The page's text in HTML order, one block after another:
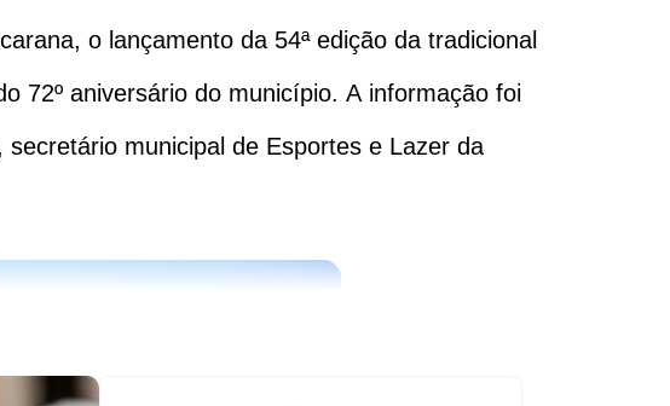
o lançamento da 54ª edição da tradicional
72º aniversário do município. A informação foi
municipal de Esportes e Lazer da